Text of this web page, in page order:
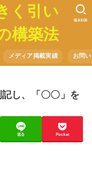
く引い
構築法
メディア掲載実績 お問
SEARCH
し、「〇〇」を
送る Pocket